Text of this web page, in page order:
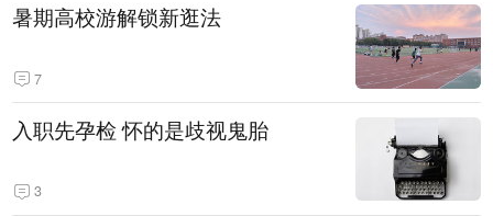
暑期高校游解锁新逛法
7
入职先孕检 怀的是歧视鬼胎
3